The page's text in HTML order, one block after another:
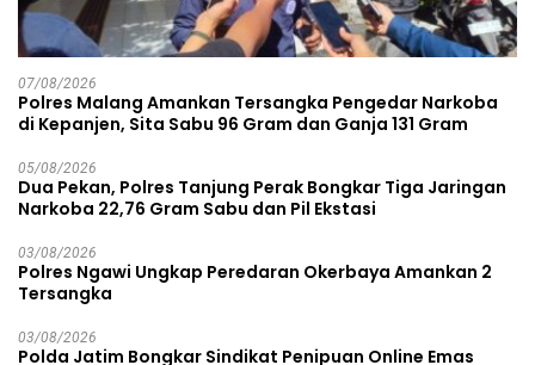
07/08/2026
Polres Malang Amankan Tersangka Pengedar Narkoba
di Kepanjen, Sita Sabu 96 Gram dan Ganja 131 Gram
05/08/2026
Dua Pekan, Polres Tanjung Perak Bongkar Tiga Jaringan
Narkoba 22,76 Gram Sabu dan Pil Ekstasi
03/08/2026
Polres Ngawi Ungkap Peredaran Okerbaya Amankan 2
Tersangka
03/08/2026
Polda Jatim Bongkar Sindikat Penipuan Online Emas